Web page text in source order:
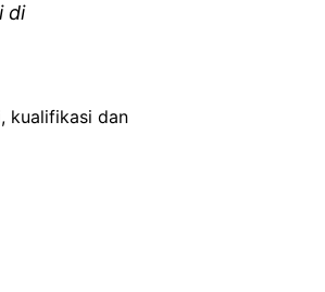
di
kualifikasi dan